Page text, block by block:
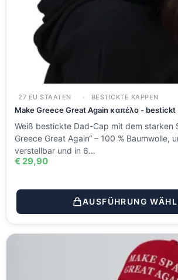
27 EU STAATEN BESTICKTE KAPPEN
Make Greece Great Again καπέλο - bestickt
Weiß bestickte Dad-Cap mit dem starken
Greece Great Again“ – 100 % Baumwolle,
verstellbar und in 6…
€ 29,90
AUSFÜHRUNG